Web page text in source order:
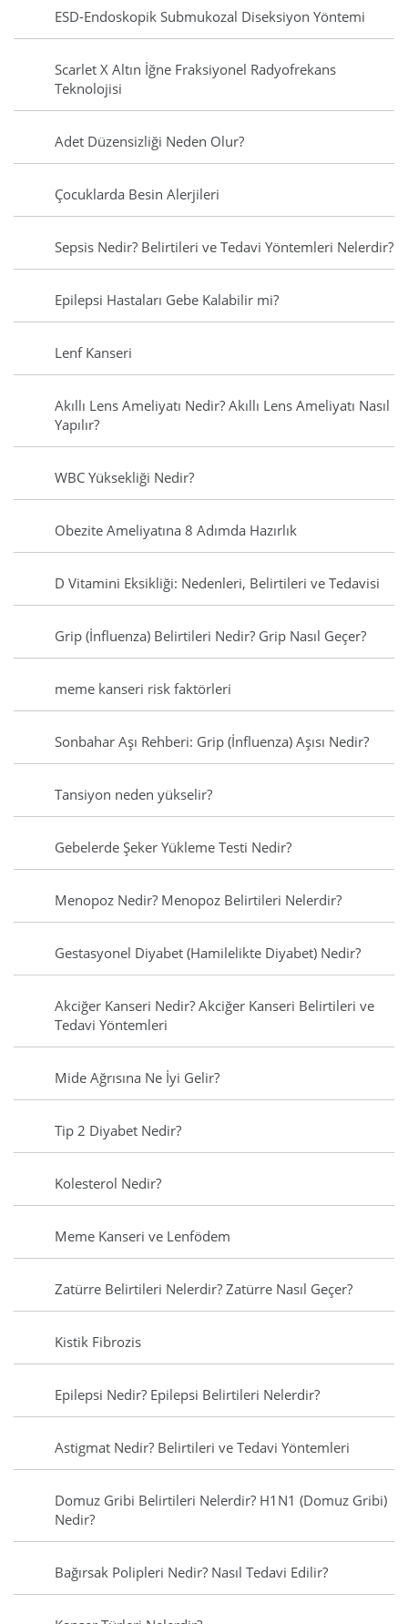
ESD-Endoskopik Submukozal Diseksiyon Yöntemi
Scarlet X Altın İğne Fraksiyonel Radyofrekans
Teknolojisi
Adet Düzensizliği Neden Olur?
Çocuklarda Besin Alerjileri
Sepsis Nedir? Belirtileri ve Tedavi Yöntemleri Nelerdir?
Epilepsi Hastaları Gebe Kalabilir mi?
Lenf Kanseri
Akıllı Lens Ameliyatı Nedir? Akıllı Lens Ameliyatı Nasıl
Yapılır?
WBC Yüksekliği Nedir?
Obezite Ameliyatına 8 Adımda Hazırlık
D Vitamini Eksikliği: Nedenleri, Belirtileri ve Tedavisi
Grip (İnfluenza) Belirtileri Nedir? Grip Nasıl Geçer?
meme kanseri risk faktörleri
Sonbahar Aşı Rehberi: Grip (İnfluenza) Aşısı Nedir?
Tansiyon neden yükselir?
Gebelerde Şeker Yükleme Testi Nedir?
Menopoz Nedir? Menopoz Belirtileri Nelerdir?
Gestasyonel Diyabet (Hamilelikte Diyabet) Nedir?
Akciğer Kanseri Nedir? Akciğer Kanseri Belirtileri ve
Tedavi Yöntemleri
Mide Ağrısına Ne İyi Gelir?
Tip 2 Diyabet Nedir?
Kolesterol Nedir?
Meme Kanseri ve Lenfödem
Zatürre Belirtileri Nelerdir? Zatürre Nasıl Geçer?
Kistik Fibrozis
Epilepsi Nedir? Epilepsi Belirtileri Nelerdir?
Astigmat Nedir? Belirtileri ve Tedavi Yöntemleri
Domuz Gribi Belirtileri Nelerdir? H1N1 (Domuz Gribi)
Nedir?
Bağırsak Polipleri Nedir? Nasıl Tedavi Edilir?